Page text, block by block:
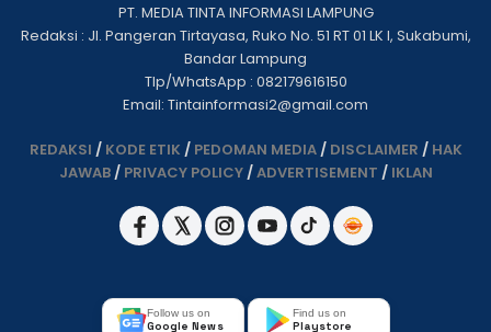
PT. MEDIA TINTA INFORMASI LAMPUNG
Redaksi : Jl. Pangeran Tirtayasa, Ruko No. 51 RT 01 LK I, Sukabumi,
Bandar Lampung
Tlp/WhatsApp : 082179616150
Email: Tintainformasi2@gmail.com
REDAKSI / KODE ETIK / PEDOMAN MEDIA/ DISCLAIMER / HAK
JAWAB/ PRIVACY POLICY/ADVERTISEMENT / IKLAN
Follow us on
Google News
Find us on
Playstore